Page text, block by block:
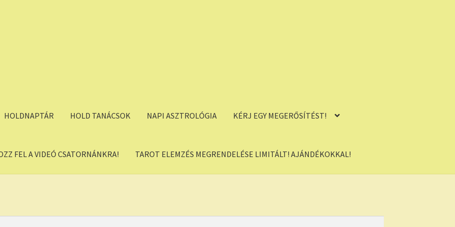
HOLDNAPTÁR HOLD TANÁCSOK NAPI ASZTROLÓGIA KÉRJ EGY MEGERŐSÍTÉST!
FEL A VIDEÓ CSATORNÁNKRA! TAROT ELEMZÉS MEGRENDELÉSE LIMITÁLT! AJÁNDÉKOKKAL!